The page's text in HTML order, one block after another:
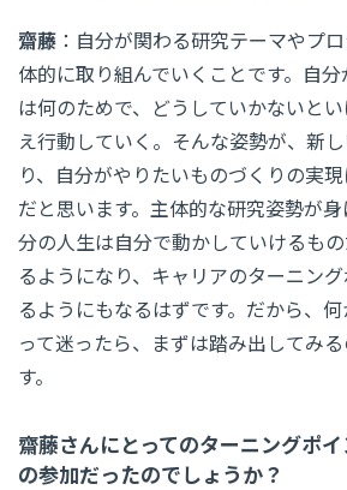
齋藤 ：自分が関わる研究テーマやプ
体的に取り組んでいくことです。自
は何のためで、どうしていかないと
え行動していく。そんな姿勢が、新
り、自分がやりたいものづくりの実
だと思います。主体的な研究姿勢が
分の人生は自分で動かしていけるも
るようになり、キャリアのターニン
るようにもなるはずです。だから、
って迷ったら、まずは踏み出してみ
す。
齋藤さんにとってのターニングポ
の参加だったのでしょうか？